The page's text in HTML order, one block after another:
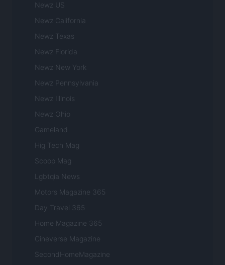
Newz US
Newz California
Newz Texas
Newz Florida
Newz New York
Newz Pennsylvania
Newz Illinois
Newz Ohio
Gameland
Hig Tech Mag
Scoop Mag
Lgbtqia News
Motors Magazine 365
Day Travel 365
Home Magazine 365
Cineverse Magazine
SecondHomeMagazine